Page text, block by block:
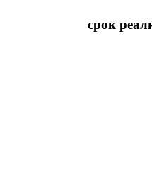
срок